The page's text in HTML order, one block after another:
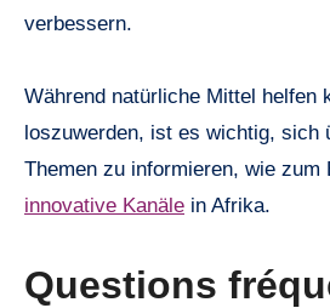
verbessern.
Während natürliche Mittel helfen
loszuwerden, ist es wichtig, sich
Themen zu informieren, wie zum
innovative Kanäle in Afrika.
Questions